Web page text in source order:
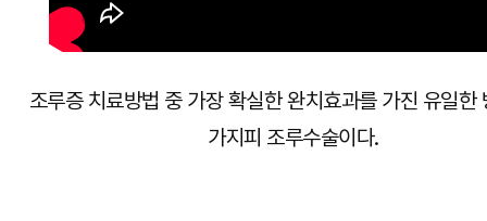
조루증 치료방법 중 가장 확실한 완치효과를 가진 유일한
가지피 조루수술이다.